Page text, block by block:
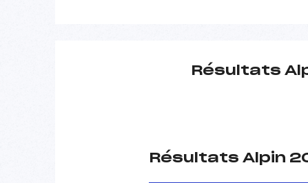
Résultats
Résultats Alpin